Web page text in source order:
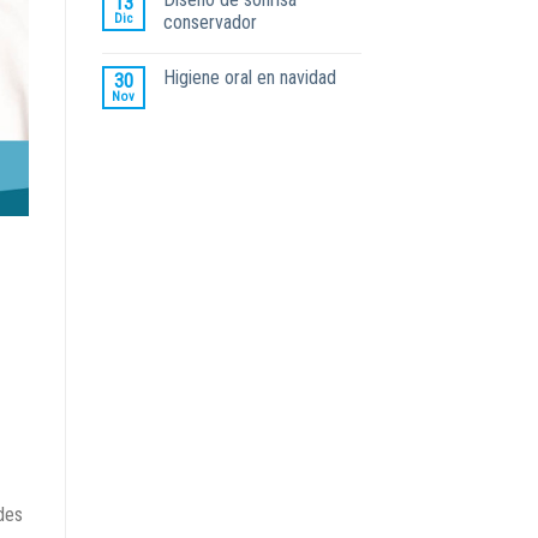
Dic
conservador
30
Nov
Higiene oral en navidad